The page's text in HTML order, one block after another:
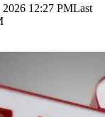
2026 12:27 PMLast